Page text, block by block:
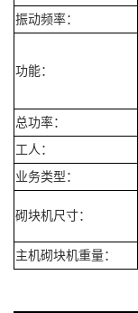
振动频率：
功能：
总功率：
工人：
业务类型：
砌块机尺寸：
主机砌块机重量：